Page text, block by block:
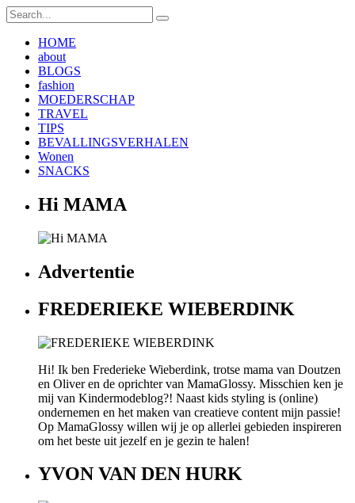
HOME
about
BLOGS
fashion
MOEDERSCHAP
TRAVEL
TIPS
BEVALLINGSVERHALEN
Wonen
SNACKS
Hi MAMA
Advertentie
FREDERIEKE WIEBERDINK
Hi! Ik ben Frederieke Wieberdink, trotse mama van Doutzen
en Oliver en de oprichter van MamaGlossy. Misschien ken je
mij van Kindermodeblog?! Naast kids styling is (online)
ondernemen en het maken van creatieve content mijn passie!
Op MamaGlossy willen wij je op allerlei gebieden inspireren
om het beste uit jezelf en je gezin te halen!
YVON VAN DEN HURK